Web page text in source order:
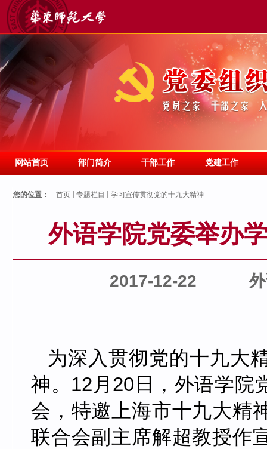
网站首页 部门简介 干部工作 党建工作
您的位置： 首页 专题栏目 学习宣传贯彻党的十九大精神
外语学院党委举办
2017-12-22
为深入贯彻党的十九大
神。 12 月 20 日，外语学院
会，特邀上海市十九大精
联合会副主席解超教授作